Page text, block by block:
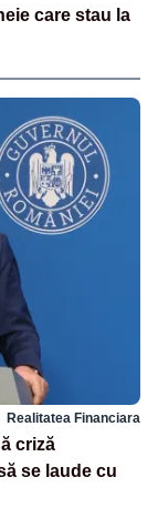
care stau la
Realitatea Financiara
criză
se laude cu